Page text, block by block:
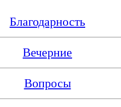
Благодарность
Вечерние
Вопросы